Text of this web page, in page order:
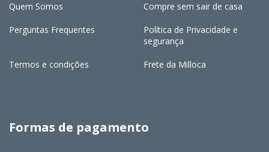
Quem Somos Compre sem sair de casa
Perguntas Frequentes
Política de Privacidade e
segurança
Termos e condições Frete da Milloca
Formas de pagamento